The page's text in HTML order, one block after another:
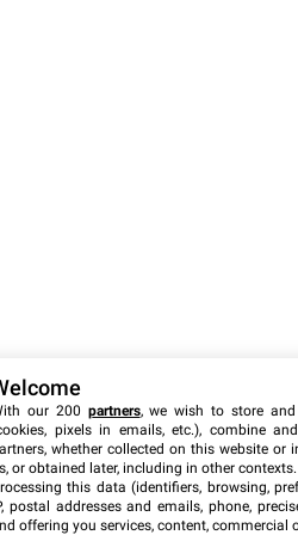
our 200 partners, we wish to store
pixels in emails, etc.), combine
whether collected on this website or
or obtained later, including in other contexts.
this data (identifiers, browsing,
postal addresses and emails, phone,
offering you services, content, commercial